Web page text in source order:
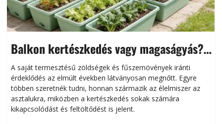
Balkon kertészkedés vagy magaságyás?
Helytakarékos kertészkedés
A saját termesztésű zöldségek és fűszernövények iránti
érdeklődés az elmúlt években látványosan megnőtt. Egyre
többen szeretnék tudni, honnan származik az élelmiszer az
asztalukra, miközben a kertészkedés sokak számára
kikapcsolódást és feltöltődést is jelent.